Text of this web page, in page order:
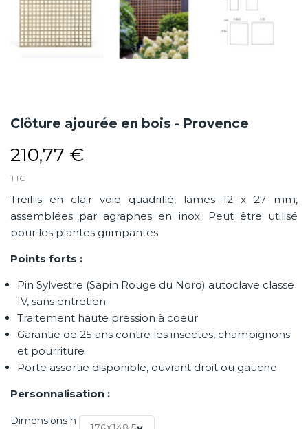
Clôture ajourée en bois - Provence
210,77 €
TTC
Treillis en clair voie quadrillé, lames 12 x 27 mm,
assemblées par agraphes en inox. Peut être utilisé
pour les plantes grimpantes.
Points forts :
Pin Sylvestre (Sapin Rouge du Nord) autoclave classe
IV, sans entretien
Traitement haute pression à coeur
Garantie de 25 ans contre les insectes, champignons
et pourriture
Porte assortie disponible, ouvrant droit ou gauche
Personnalisation :
Dimensions h